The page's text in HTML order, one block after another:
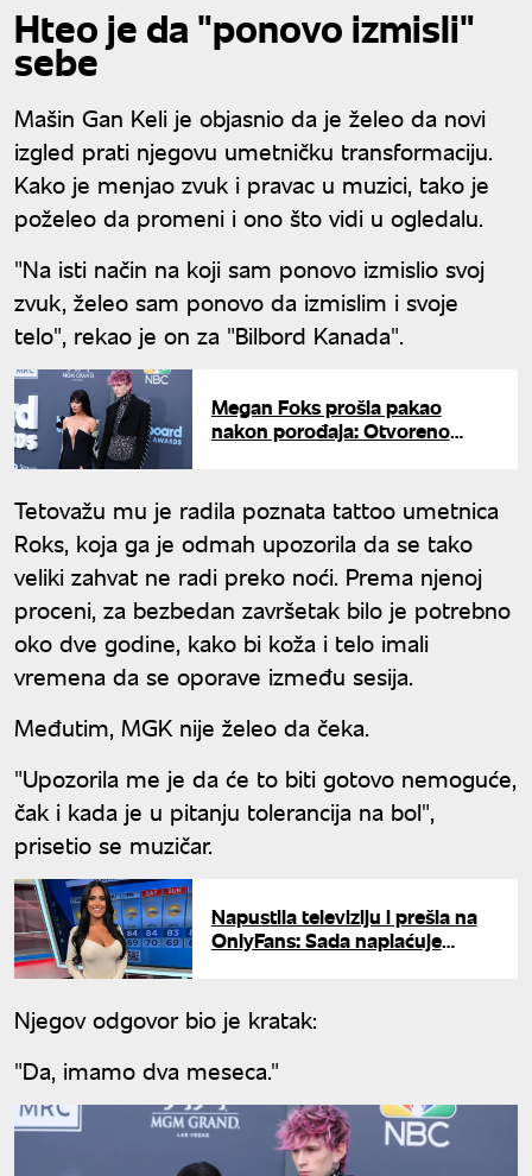
Hteo je da "ponovo izmisli"
sebe
Mašin Gan Keli je objasnio da je želeo da novi
izgled prati njegovu umetničku transformaciju.
Kako je menjao zvuk i pravac u muzici, tako je
poželeo da promeni i ono što vidi u ogledalu.
"Na isti način na koji sam ponovo izmislio svoj
zvuk, želeo sam ponovo da izmislim i svoje
telo", rekao je on za "Bilbord Kanada".
Megan Foks prošla pakao
nakon porođaja: Otvoreno
Tetovažu mu je radila poznata tattoo umetnica
Roks, koja ga je odmah upozorila da se tako
veliki zahvat ne radi preko noći. Prema njenoj
proceni, za bezbedan završetak bilo je potrebno
oko dve godine, kako bi koža i telo imali
vremena da se oporave između sesija.
Međutim, MGK nije želeo da čeka.
"Upozorila me je da će to biti gotovo nemoguće,
čak i kada je u pitanju tolerancija na bol",
prisetio se muzičar.
Napustila televiziju i prešla na
OnlyFans: Sada naplaćuje
Njegov odgovor bio je kratak:
"Da, imamo dva meseca."